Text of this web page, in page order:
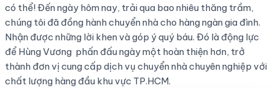
có thể! Đến ngày hôm nay, trải qua bao nhiêu thăng trầm,
chúng tôi đã đồng hành chuyển nhà cho hàng ngàn gia đình.
Nhận được những lời khen và góp ý quý báu. Đó là động lực
để Hùng Vương phấn đấu ngày một hoàn thiện hơn, trở
thành đơn vị cung cấp dịch vụ chuyển nhà chuyên nghiệp với
chất lượng hàng đầu khu vực TP.HCM.